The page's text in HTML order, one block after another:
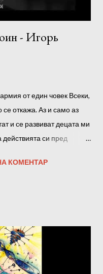
- Игорь
от един човек Всеки,
откажа. Аз и само аз
и се развиват децата ми
си пред
аз съм отговорен за
се появява на пътя
които са до мен Може да
ръце, никой от нас няма
създадени от
КОМЕНТАР